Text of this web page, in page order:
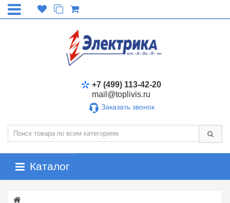
+7 (499) 113-42-20
mail@toplivis.ru
Заказать звонок
Каталог